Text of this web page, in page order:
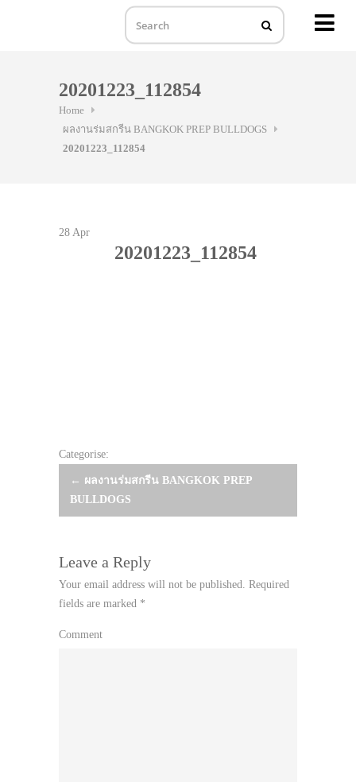
20201223_112854
Home
ผลงานร่มสกรีน BANGKOK PREP BULLDOGS
20201223_112854
28 Apr
20201223_112854
Categorise:
Post
navigation
← ผลงานร่มสกรีน BANGKOK PREP
BULLDOGS
Leave a Reply
Your email address will not be published. Required
fields are marked *
Comment